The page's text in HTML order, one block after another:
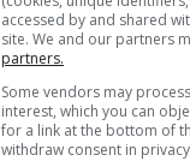
accessed by and shared
site. We and our partners
partners.
Some vendors may
interest, which you can
for a link at the bottom of
withdraw consent in